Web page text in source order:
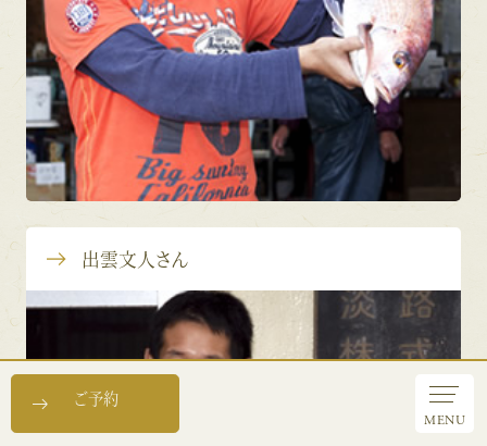
MENU
ご予約
出雲文人さん